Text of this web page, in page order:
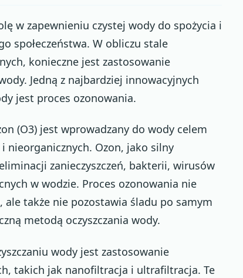
w zapewnieniu czystej wody do spożycia i
społeczeństwa. W obliczu stale
konieczne jest zastosowanie
Jedną z najbardziej innowacyjnych
jest proces ozonowania.
(O3) jest wprowadzany do wody celem
nieorganicznych. Ozon, jako silny
zanieczyszczeń, bakterii, wirusów
w wodzie. Proces ozonowania nie
ale także nie pozostawia śladu po samym
metodą oczyszczania wody.
wody jest zastosowanie
takich jak nanofiltracja i ultrafiltracja. Te